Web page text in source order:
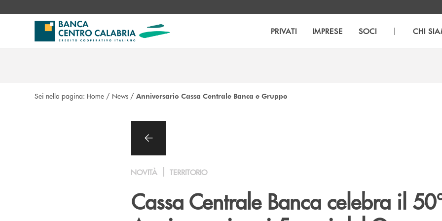
PRIVATI IMPRESE SOCI | CHI
Sei nella pagina: Home / News / Anniversario Cassa Centrale Banca e Gruppo
NOVITÀ TERRITORIO
Cassa Centrale Banca celebra il